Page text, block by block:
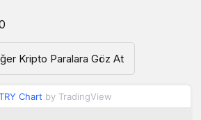
Kripto Paralara Göz At
Chart by TradingView